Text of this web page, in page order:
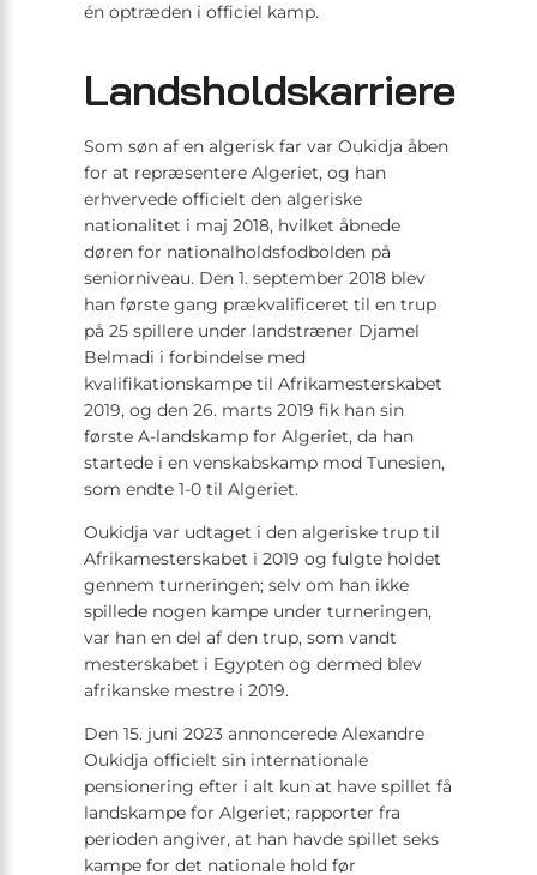
én optræden i officiel kamp.
Landsholdskarriere
Som søn af en algerisk far var Oukidja åben
for at repræsentere Algeriet, og han
erhvervede officielt den algeriske
nationalitet i maj 2018, hvilket åbnede
døren for nationalholdsfodbolden på
seniorniveau. Den 1. september 2018 blev
han første gang prækvalificeret til en trup
på 25 spillere under landstræner Djamel
Belmadi i forbindelse med
kvalifikationskampe til Afrikamesterskabet
2019, og den 26. marts 2019 fik han sin
første A-landskamp for Algeriet, da han
startede i en venskabskamp mod Tunesien,
som endte 1-0 til Algeriet.
Oukidja var udtaget i den algeriske trup til
Afrikamesterskabet i 2019 og fulgte holdet
gennem turneringen; selv om han ikke
spillede nogen kampe under turneringen,
var han en del af den trup, som vandt
mesterskabet i Egypten og dermed blev
afrikanske mestre i 2019.
Den 15. juni 2023 annoncerede Alexandre
Oukidja officielt sin internationale
pensionering efter i alt kun at have spillet få
landskampe for Algeriet; rapporter fra
perioden angiver, at han havde spillet seks
kampe for det nationale hold før